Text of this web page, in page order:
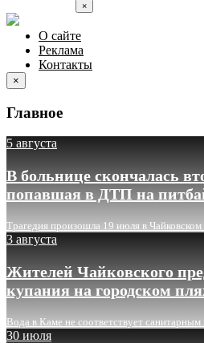
×
О сайте
Реклама
Контакты
×
Главное
5 августа
В больнице скончалась
попавшая в ДТП на
Трагедия произошла 19 июля в Чайковском
3 августа
Жителей Чайковского
купания на городском
Вода в Каме не соответствует
30 июля